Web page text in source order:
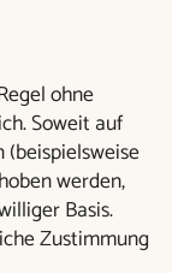
ohne
Soweit auf
werden,
Basis.
Zustimmung